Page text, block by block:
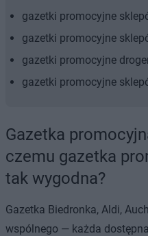
gazetki promocyjne
gazetki promocyjne
gazetki promocyjne
gazetki promocyjne
Gazetka
czemu gazetka
tak wygodna?
Gazetka Biedronka, Aldi,
wspólnego — każda